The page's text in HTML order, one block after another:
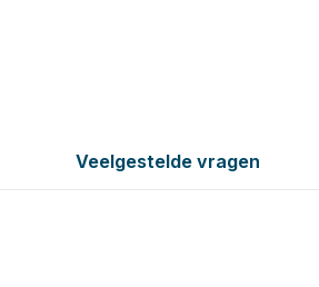
Veelgestelde vragen